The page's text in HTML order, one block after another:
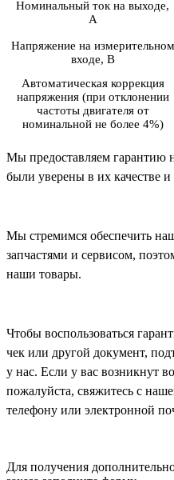
Номинальный ток на выходе,
А
Напряжение на измерительном
входе, В
Автоматическая коррекция
напряжения (при отклонении
частоты двигателя от
номинальной не более 4%)
Мы предоставляем гарантию
были уверены в их качестве
Мы стремимся обеспечить
запчастями и сервисом,
наши товары.
Чтобы воспользоваться
чек или другой документ,
у нас. Если у вас возникнут
пожалуйста, свяжитесь с
телефону или электронной
Для получения